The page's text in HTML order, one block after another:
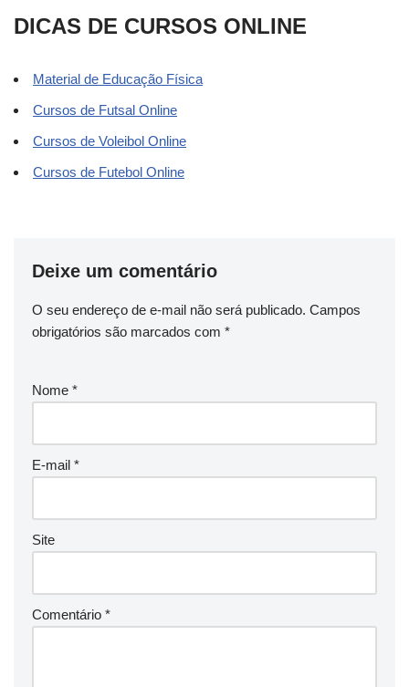
DICAS DE CURSOS ONLINE
Material de Educação Física
Cursos de Futsal Online
Cursos de Voleibol Online
Cursos de Futebol Online
Deixe um comentário
O seu endereço de e-mail não será publicado. Campos
obrigatórios são marcados com *
Nome *
E-mail *
Site
Comentário *